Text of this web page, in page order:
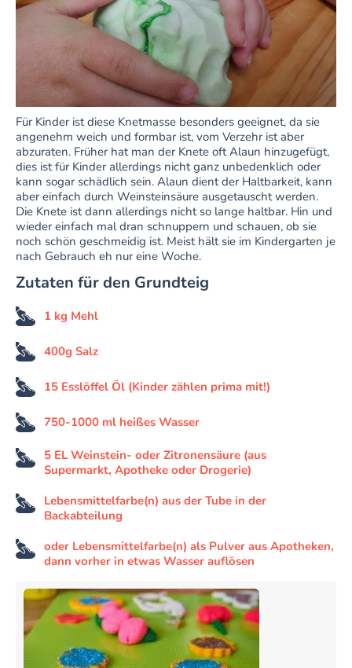
Für Kinder ist diese Knetmasse besonders geeignet, da sie
angenehm weich und formbar ist, vom Verzehr ist aber
abzuraten. Früher hat man der Knete oft Alaun hinzugefügt,
dies ist für Kinder allerdings nicht ganz unbedenklich oder
kann sogar schädlich sein. Alaun dient der Haltbarkeit, kann
aber einfach durch Weinsteinsäure ausgetauscht werden.
Die Knete ist dann allerdings nicht so lange haltbar. Hin und
wieder einfach mal dran schnuppern und schauen, ob sie
noch schön geschmeidig ist. Meist hält sie im Kindergarten je
nach Gebrauch eh nur eine Woche.
Zutaten für den Grundteig
1 kg Mehl
400g Salz
15 Esslöffel Öl (Kinder zählen prima mit!)
750-1000 ml heißes Wasser
5 EL Weinstein- oder Zitronensäure (aus
Supermarkt, Apotheke oder Drogerie)
Lebensmittelfarbe(n) aus der Tube in der
Backabteilung
oder Lebensmittelfarbe(n) als Pulver aus Apotheken,
dann vorher in etwas Wasser auflösen